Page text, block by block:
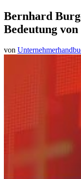
Bernhard
Bedeutung von
von